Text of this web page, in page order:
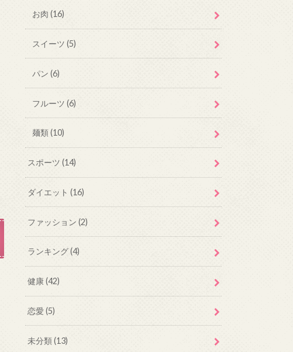
お肉 (16)
スイーツ (5)
パン (6)
フルーツ (6)
麺類(10)
スポーツ(14)
ダイエット(16)
ファッション(2)
ランキング(4)
健康(42)
恋愛(5)
未分類(13)